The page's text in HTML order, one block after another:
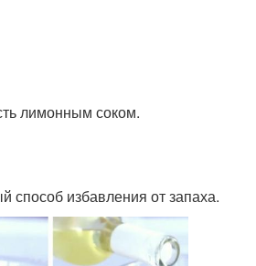
лимонным соком.
способ избавления от запаха.